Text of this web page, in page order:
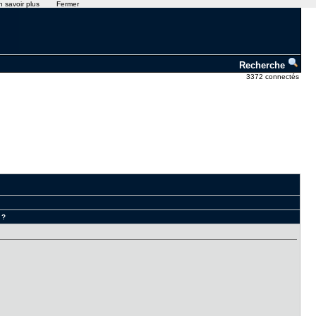
Recherche
3372 connectés
?
savoir plus Fermer